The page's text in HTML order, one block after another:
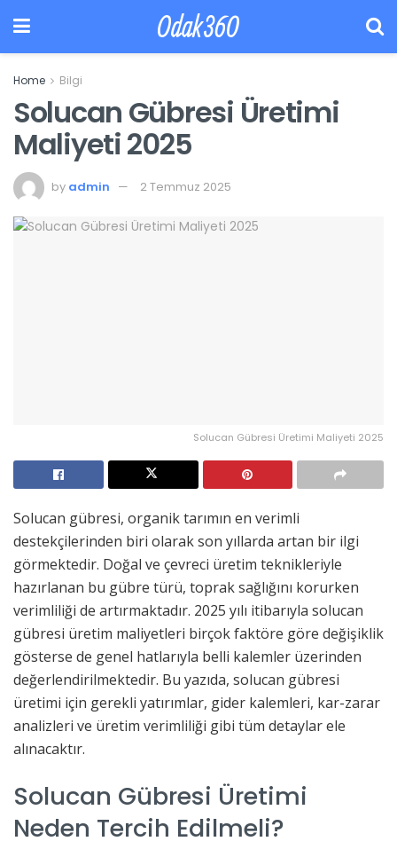
Odak360
Home Bilgi
Solucan Gübresi Üretimi
Maliyeti 2025
by admin 2 Temmuz 2025
Solucan Gübresi Üretimi Maliyeti 2025
Solucan gübresi, organik tarımın en verimli
destekçilerinden biri olarak son yıllarda artan bir ilgi
görmektedir. Doğal ve çevreci üretim teknikleriyle
hazırlanan bu gübre türü, toprak sağlığını korurken
verimliliği de artırmaktadır. 2025 yılı itibarıyla solucan
gübresi üretim maliyetleri birçok faktöre göre değişiklik
gösterse de genel hatlarıyla belli kalemler üzerinden
değerlendirilmektedir. Bu yazıda, solucan gübresi
üretimi için gerekli yatırımlar, gider kalemleri, kar-zarar
analizleri ve üretim verimliliği gibi tüm detaylar ele
alınacaktır.
Solucan Gübresi Üretimi
Neden Tercih Edilmeli?